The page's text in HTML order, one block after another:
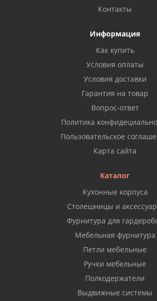
Контакты
Информация
Как купить
Условия оплаты
Условия доставки
Гарантия на товар
Вопрос-ответ
Политика
Пользовательское
Карта сайта
Каталог
Кухонные корпуса
Столешницы и
Фурнитура для
Мебельная фурнитура
Петли мебельные
Ручки мебельные
Полкодержатели
Выдвижные системы